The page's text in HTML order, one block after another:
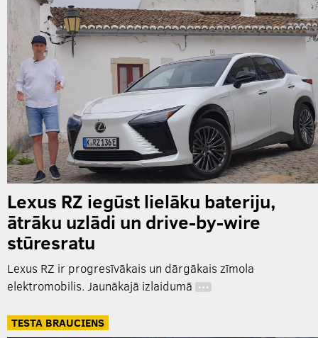
Lexus RZ iegūst lielāku bateriju,
ātrāku uzlādi un drive-by-wire
stūresratu
Lexus RZ ir progresīvākais un dārgākais zīmola
elektromobilis. Jaunākajā izlaidumā …
TESTA BRAUCIENS